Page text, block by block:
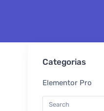
Categorias
Elementor Pro